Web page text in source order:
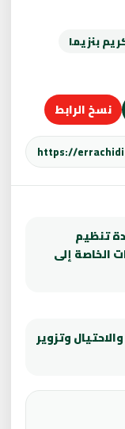
بنزيما
نسخ الرابط
تنظيم
الخاصة إلى
وتزوير